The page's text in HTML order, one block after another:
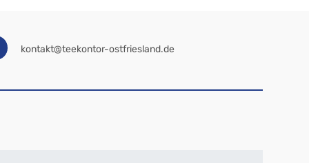
kontakt@teekontor-ostfriesland.de